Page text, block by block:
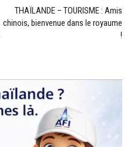
THAÏLANDE – TOURISME : Amis
chinois, bienvenue dans le royaume
!